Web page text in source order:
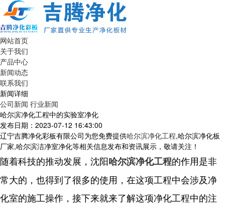
网站首页
关于我们
产品中心
新闻动态
联系我们
新闻详细
公司新闻 行业新闻
哈尔滨净化工程中的实验室净化
发布日期：2023-07-12 16:43:00
辽宁吉腾净化彩板有限公司为您免费提供哈尔滨净化工程,哈尔滨净化板
厂家,哈尔滨洁净室净化等相关信息发布和资讯展示，敬请关注！
随着科技的推动发展，沈阳哈尔滨净化工程的作用是非
常大的，也得到了很多的使用，在这项工程中会涉及净
化室的施工操作，接下来就来了解这项净化工程中的注